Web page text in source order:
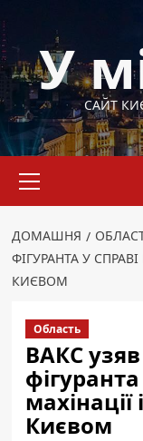
до
вмістуУ САЙТ
меню
ДОМАШНЯ
ФІГУРАНТА У
КИЄВОМ
Область
ВАКС
Києвом